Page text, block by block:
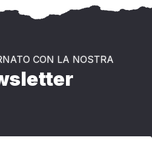
CON LA NOSTRA